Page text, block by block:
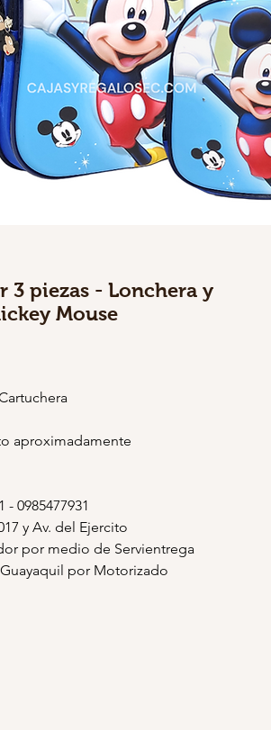
3 piezas - Lonchera y
Mouse
aproximadamente
- 0985477931
y Av. del Ejercito
por medio de Servientrega
por Motorizado